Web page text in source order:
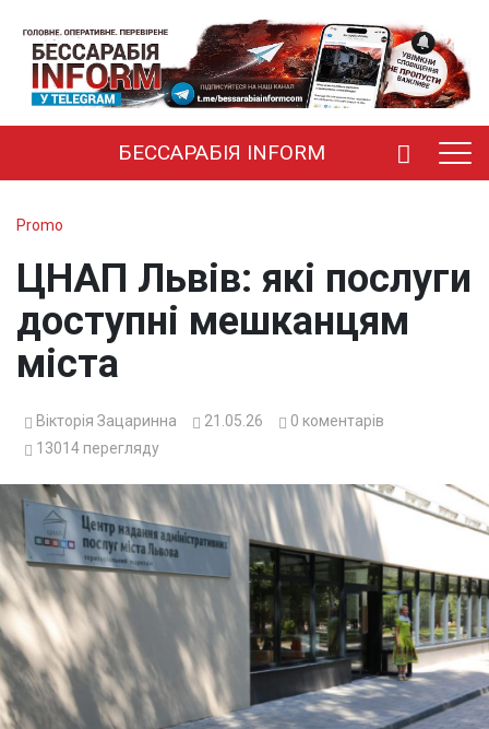
БЕССАРАБІЯ INFORM
Promo
ЦНАП Львів: які послуги
доступні мешканцям
міста
Вікторія Зацаринна 21.05.26 0 коментарів
13014 перегляду